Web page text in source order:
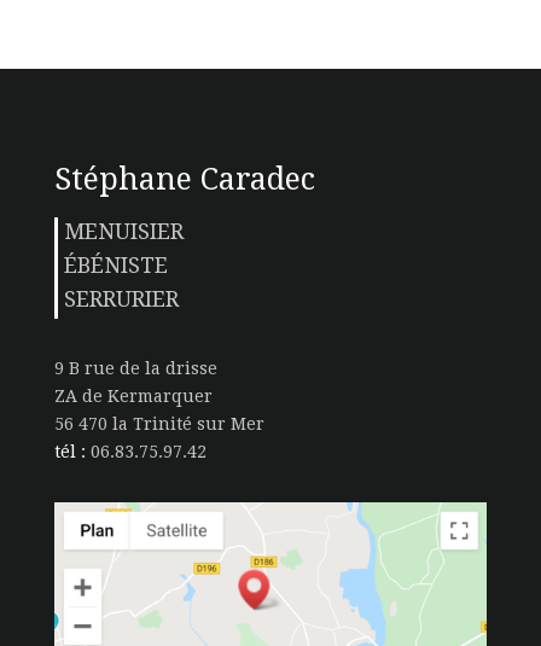
Stéphane Caradec
MENUISIER
ÉBÉNISTE
SERRURIER
9 B rue de la drisse
ZA de Kermarquer
56 470 la Trinité sur Mer
tél : 06.83.75.97.42